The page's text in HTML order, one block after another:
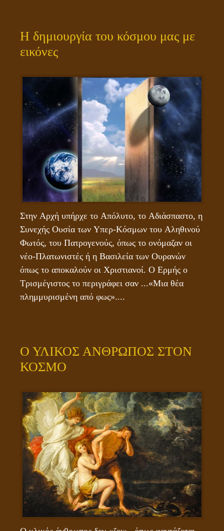
Η δημιουργία του κόσμου μας με
εικόνες
Στην Αρχή υπήρχε το Απόλυτο, το Αδιάσπαστο, η
Συνεχής Ουσία των Υπερ-Κόσμων του Αληθινού
Φωτός, του Πατρογενούς, όπως το ονόμαζαν οι
νέο-Πλατωνιστές ή η Βασιλεία των Ουρανών
όπως το αποκαλούν οι Χριστιανοί. Ο Ερμής ο
Τρισμέγιστος το περιγράφει σαν ...«Μια θέα
πλημμυρισμένη από φως»....
Ο ΥΛΙΚΟΣ ΑΝΘΡΩΠΟΣ ΣΤΟΝ
ΚΟΣΜΟ